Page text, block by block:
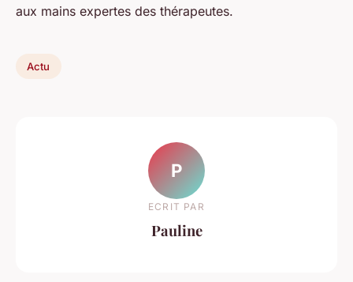
aux mains expertes des thérapeutes.
Actu
P
ECRIT PAR
Pauline